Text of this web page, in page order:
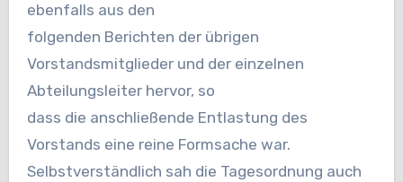
ebenfalls aus den
folgenden Berichten der übrigen
Vorstandsmitglieder und der einzelnen
Abteilungsleiter hervor, so
dass die anschließende Entlastung des
Vorstands eine reine Formsache war.
Selbstverständlich sah die Tagesordnung auch